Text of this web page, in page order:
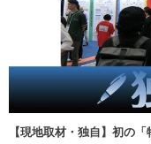
【現地取材・独自】初の